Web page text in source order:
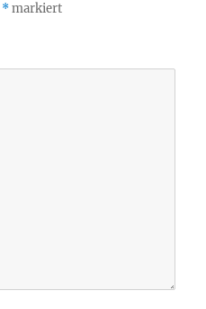
*markiert